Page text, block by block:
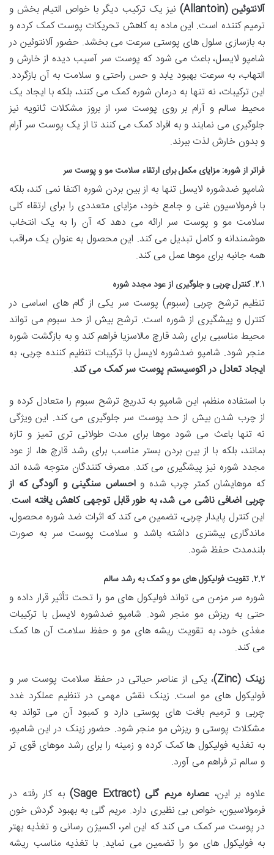
آلانتوئین (Allantoin)
نیز یک ترکیب دیگر با خواص التیام بخش و
ترمیم کننده است. این ماده به کاهش تحریکات پوست کمک کرده و
به بازسازی سلول های پوستی سرعت می بخشد. حضور آلانتوئین در
شامپو لایسل، باعث می شود که پوست سر آسیب دیده از خارش و
التهاب، به سرعت بهبود یابد و حس راحتی و سلامت به آن بازگردد.
این ترکیبات، نه تنها به درمان شوره کمک می کنند، بلکه با ایجاد یک
محیط سالم و آرام بر روی پوست سر، از بروز مشکلات ثانویه نیز
جلوگیری می نمایند و به افراد کمک می کنند تا از یک پوست سر آرام
و بدون خارش لذت ببرند.
فراتر از شوره: مزایای مکمل برای ارتقاء سلامت مو و پوست سر
شامپو ضدشوره لایسل تنها به از بین بردن شوره اکتفا نمی کند، بلکه
با فرمولاسیون غنی و جامع خود، مزایای متعددی را برای ارتقاء کلی
سلامت مو و پوست سر ارائه می دهد که آن را به یک انتخاب
هوشمندانه و کامل تبدیل می کند. این محصول به عنوان یک مراقب
همه جانبه برای موها عمل می کند.
۲.۱. کنترل چربی و جلوگیری از عود مجدد شوره
تنظیم ترشح چربی (سبوم) پوست سر یکی از گام های اساسی در
کنترل و پیشگیری از شوره است. ترشح بیش از حد سبوم می تواند
محیط مناسبی برای رشد قارچ مالاسزیا فراهم کند و به بازگشت شوره
منجر شود. شامپو ضدشوره لایسل با ترکیبات تنظیم کننده چربی، به
ایجاد تعادل در اکوسیستم پوست سر کمک می کند.
با استفاده منظم، این شامپو به تدریج ترشح سبوم را متعادل کرده و
از چرب شدن بیش از حد پوست سر جلوگیری می کند. این ویژگی
نه تنها باعث می شود موها برای مدت طولانی تری تمیز و تازه
بمانند، بلکه با از بین بردن بستر مناسب برای رشد قارچ ها، از عود
مجدد شوره نیز پیشگیری می کند. مصرف کنندگان متوجه شده اند
که موهایشان کمتر چرب شده واحساس سنگینی و آلودگی که از
چربی اضافی ناشی می شد، به طور قابل توجهی کاهش یافته است.
این کنترل پایدار چربی، تضمین می کند که اثرات ضد شوره محصول،
ماندگاری بیشتری داشته باشد و سلامت پوست سر به صورت
بلندمدت حفظ شود.
۲.۲. تقویت فولیکول های مو و کمک به رشد سالم
شوره سر مزمن می تواند فولیکول های مو را تحت تأثیر قرار داده و
حتی به ریزش مو منجر شود. شامپو ضدشوره لایسل با ترکیبات
مغذی خود، به تقویت ریشه های مو و حفظ سلامت آن ها کمک
می کند.
زینک (Zinc)
، یکی از عناصر حیاتی در حفظ سلامت پوست سر و
فولیکول های مو است. زینک نقش مهمی در تنظیم عملکرد غدد
چربی و ترمیم بافت های پوستی دارد و کمبود آن می تواند به
مشکلات پوستی و ریزش مو منجر شود. حضور زینک در این شامپو،
به تغذیه فولیکول ها کمک کرده و زمینه را برای رشد موهای قوی تر
و سالم تر فراهم می آورد.
علاوه بر این،عصاره مریم گلی (Sage Extract)
به کار رفته در
فرمولاسیون، خواص بی نظیری دارد. مریم گلی به بهبود گردش خون
در پوست سر کمک می کند که این امر، اکسیژن رسانی و تغذیه بهتر
به فولیکول های مو را تضمین می نماید. با تغذیه مناسب ریشه